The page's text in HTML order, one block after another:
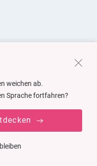
weichen ab.
Sprache fortfahren?